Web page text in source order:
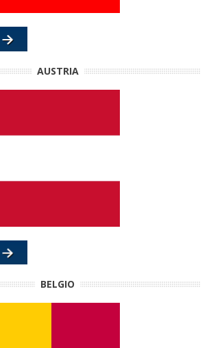
AUSTRIA
BELGIO